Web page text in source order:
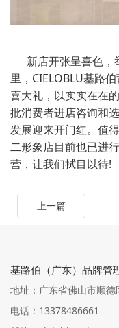
新店开张呈喜色，
里，CIELOBLU基路
喜大礼，以实实在在
批消费者进店咨询和
发展迎来开门红。值
二形象店目前也已进
营，让我们拭目以待!
上一篇
基路伯（广东）品牌管
地址：广东省佛山市顺
电话：13378486661